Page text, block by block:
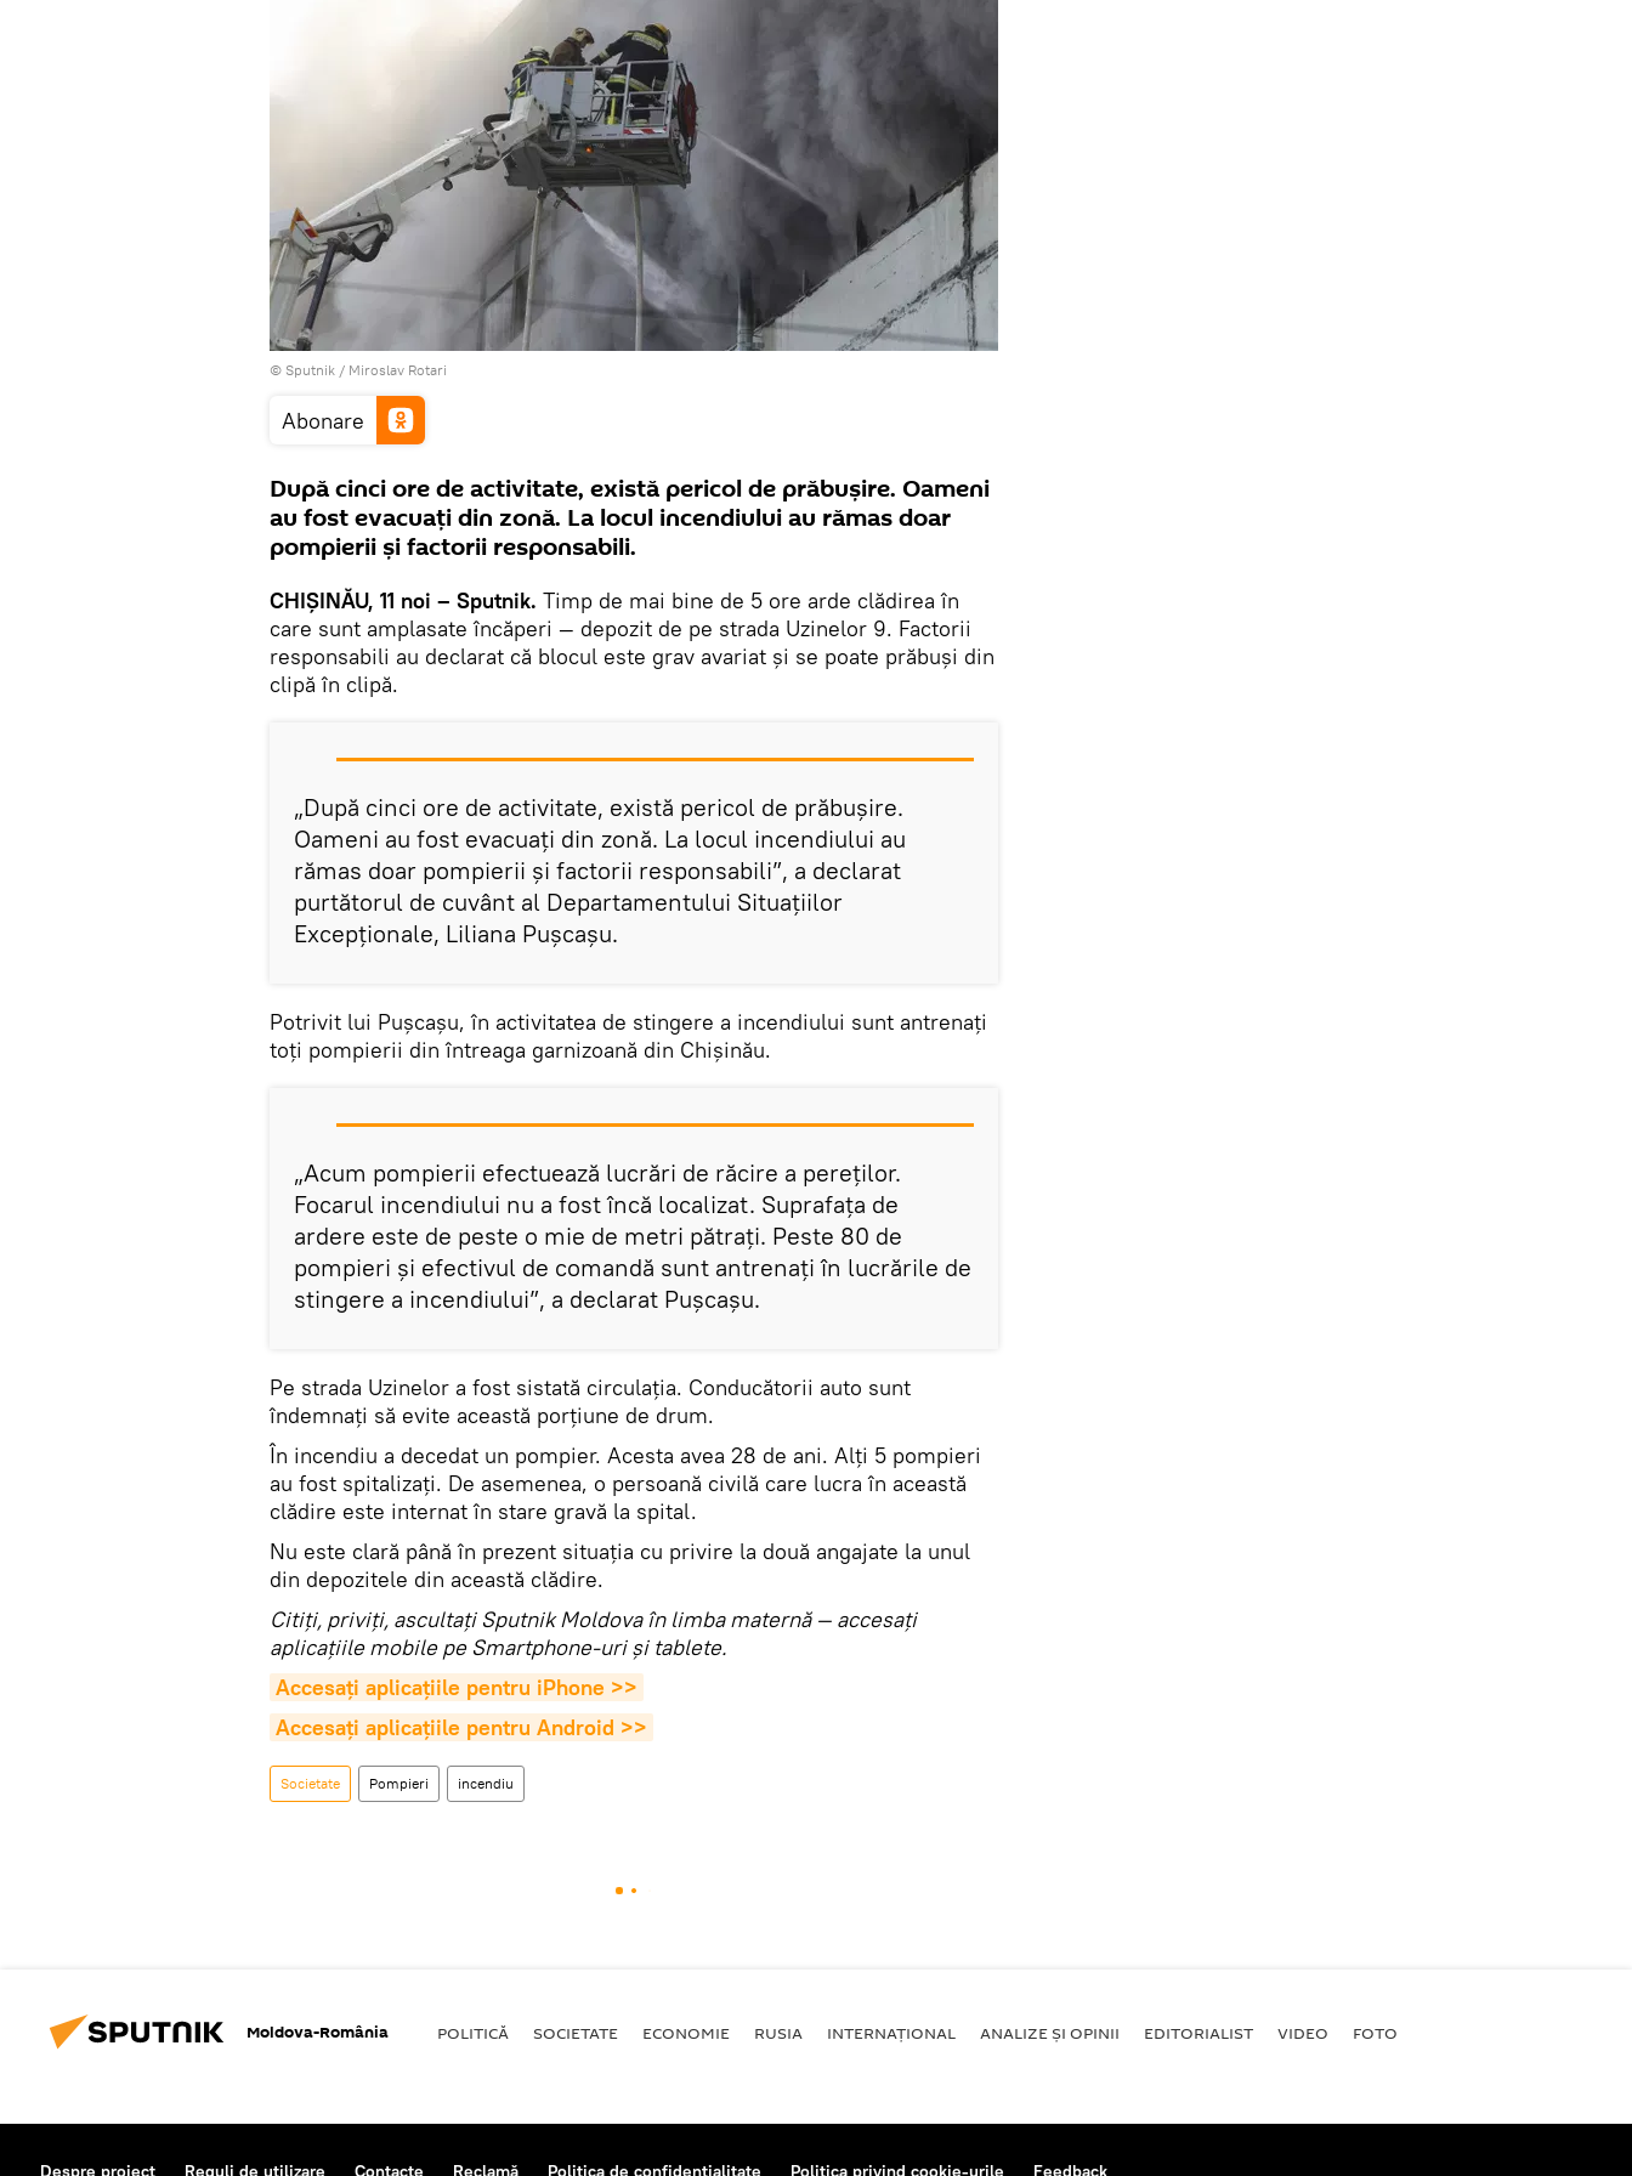
© Sputnik / Miroslav Rotari
Abonare
După cinci ore de activitate, există pericol de prăbuşire. Oameni
au fost evacuaţi din zonă. La locul incendiului au rămas doar
pompierii şi factorii responsabili.
CHIŞINĂU, 11 noi – Sputnik. Timp de mai bine de 5 ore arde clădirea în
care sunt amplasate încăperi — depozit de pe strada Uzinelor 9. Factorii
responsabili au declarat că blocul este grav avariat şi se poate prăbuşi din
clipă în clipă.
„După cinci ore de activitate, există pericol de prăbuşire.
Oameni au fost evacuaţi din zonă. La locul incendiului au
rămas doar pompierii şi factorii responsabili”, a declarat
purtătorul de cuvânt al Departamentului Situaţiilor
Excepţionale, Liliana Puşcaşu.
Potrivit lui Puşcaşu, în activitatea de stingere a incendiului sunt antrenaţi
toţi pompierii din întreaga garnizoană din Chişinău.
„Acum pompierii efectuează lucrări de răcire a pereţilor.
Focarul incendiului nu a fost încă localizat. Suprafaţa de
ardere este de peste o mie de metri pătraţi. Peste 80 de
pompieri şi efectivul de comandă sunt antrenaţi în lucrările de
stingere a incendiului”, a declarat Puşcaşu.
Pe strada Uzinelor a fost sistată circulaţia. Conducătorii auto sunt
îndemnaţi să evite această porţiune de drum.
În incendiu a decedat un pompier. Acesta avea 28 de ani. Alţi 5 pompieri
au fost spitalizaţi. De asemenea, o persoană civilă care lucra în această
clădire este internat în stare gravă la spital.
Nu este clară până în prezent situaţia cu privire la două angajate la unul
din depozitele din această clădire.
Citiţi, priviţi, ascultaţi Sputnik Moldova în limba maternă — accesaţi
aplicaţiile mobile pe Smartphone-uri şi tablete.
Accesaţi aplicaţiile pentru iPhone >>
Accesaţi aplicaţiile pentru Android >>
Societate Pompieri incendiu
Moldova-România POLITICĂ SOCIETATE ECONOMIE RUSIA INTERNAŢIONAL ANALIZE ȘI OPINII EDITORIALIST VIDEO FOTO
Despre proiect Reguli de utilizare Contacte Reclamă Politica de confidențialitate Politica privind cookie-urile Feedback